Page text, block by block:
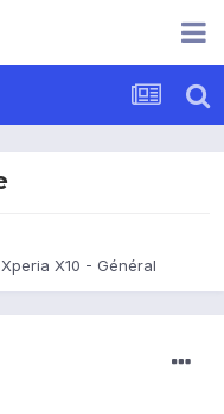
X10 - Général